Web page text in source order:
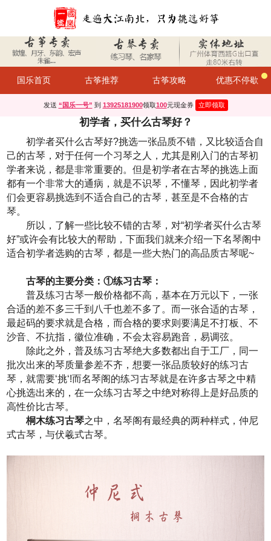
国乐首页 古筝推荐 古筝攻略 优惠不停歇
发送 “国乐一号” 到 13925181900领取100元现金券 立即领取
初学者，买什么古琴好？
初学者买什么古琴好?挑选一张品质不错，又比较适合自
己的古琴，对于任何一个习琴之人，尤其是刚入门的古琴初
学者来说，都是非常重要的。但是初学者在古琴的挑选上面
都有一个非常大的通病，就是不识琴，不懂琴，因此初学者
们会更容易挑选到不适合自己的古琴，甚至是不合格的古
琴。
所以，了解一些比较不错的古琴，对“初学者买什么古琴
好”或许会有比较大的帮助，下面我们就来介绍一下名琴阁中
适合初学者选购的古琴，都是一些大热门的高品质古琴呢~
古琴的主要分类：①练习古琴：
普及练习古琴一般价格都不高，基本在万元以下，一张
合适的差不多三千到八千也差不多了。而一张合适的古琴，
最起码的要求就是合格，而合格的要求则要满足不打板、不
沙音、不抗指，徽位准确，不会太容易跑音，易调弦。
除此之外，普及练习古琴绝大多数都出自于工厂，同一
批次出来的琴质量参差不齐，想要一张品质较好的练习古
琴，就需要‘挑‘!而名琴阁的练习古琴就是在许多古琴之中精
心挑选出来的，在一众练习古琴之中绝对称得上是好品质的
高性价比古琴。
桐木练习古琴之中，名琴阁有最经典的两种样式，仲尼
式古琴，与伏羲式古琴。